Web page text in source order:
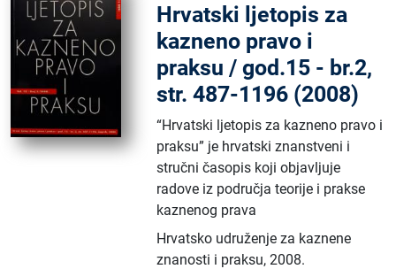
Hrvatski ljetopis za
kazneno pravo i
praksu / god.15 - br.2,
str. 487-1196 (2008)
“Hrvatski ljetopis za kazneno pravo i
praksu” je hrvatski znanstveni i
stručni časopis koji objavljuje
radove iz područja teorije i prakse
kaznenog prava
Hrvatsko udruženje za kaznene
znanosti i praksu,2008.